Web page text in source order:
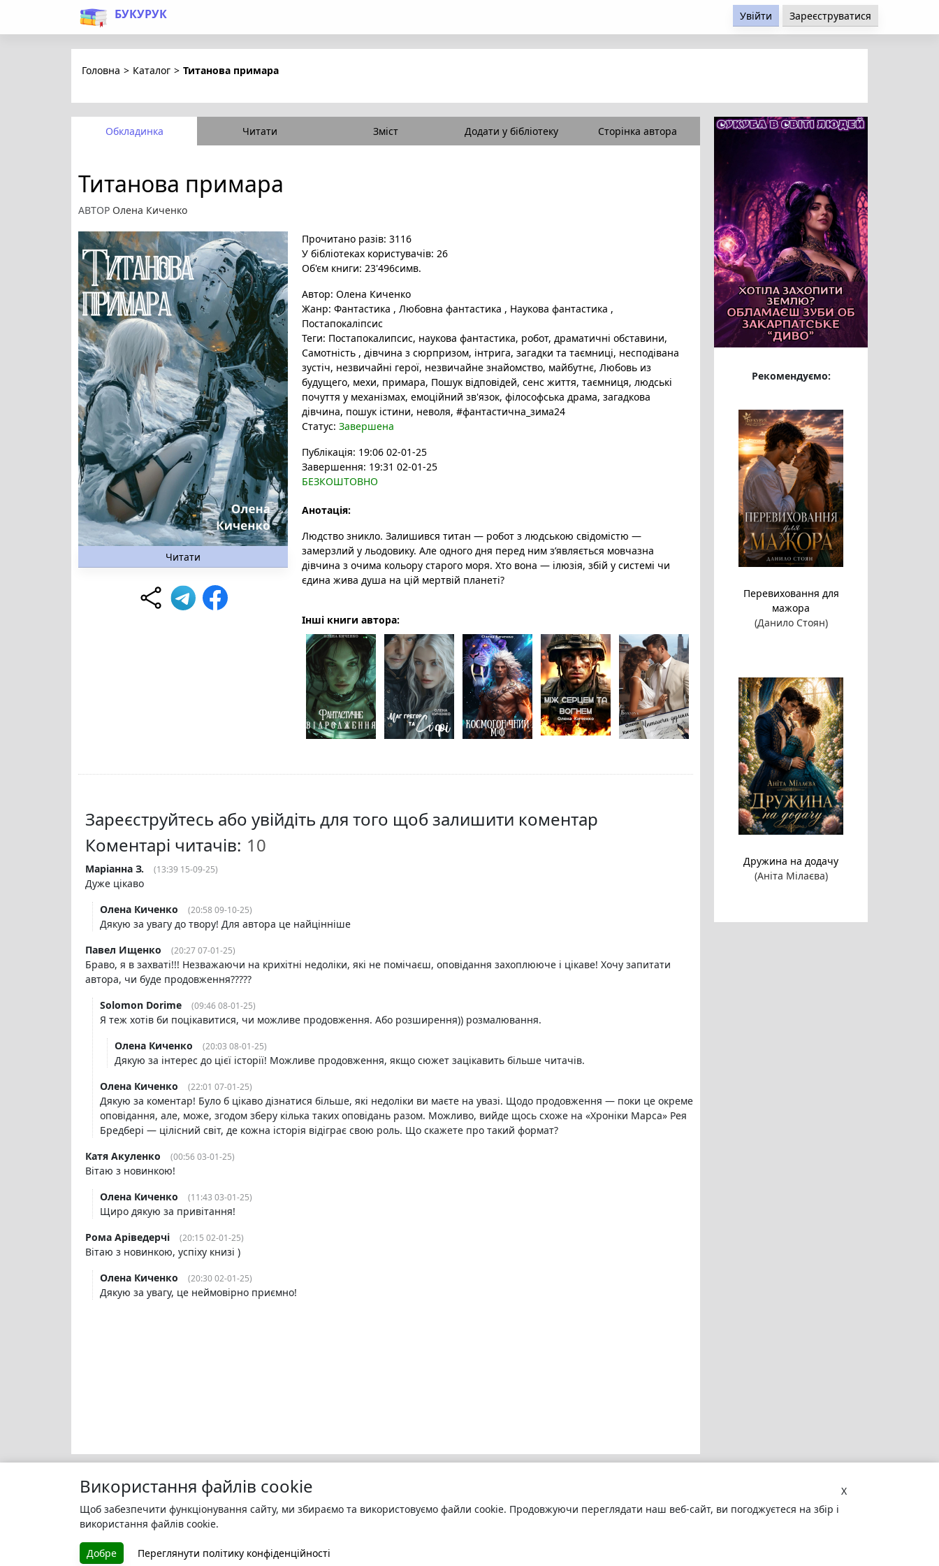
БУКУРУК Увійти Зареєструватися
Головна > Каталог > Титанова примара
Обкладинка Читати Зміст Додати у бібліотеку Сторінка автора
Титанова примара
АВТОР Олена Киченко
Читати
Прочитано разів: 3116
У бібліотеках користувачів: 26
Об'єм книги: 23'496симв.
Автор: Олена Киченко
Жанр: Фантастика , Любовна фантастика , Наукова фантастика ,
Постапокаліпсис
Теги: Постапокалипсис, наукова фантастика, робот, драматичні обставини,
Самотність , дівчина з сюрпризом, інтрига, загадки та таємниці, несподівана
зустіч, незвичайні герої, незвичайне знайомство, майбутнє, Любовь из
будущего, мехи, примара, Пошук відповідей, сенс життя, таємниця, людські
почуття у механізмах, емоційний зв'язок, філософська драма, загадкова
дівчина, пошук істини, неволя, #фантастична_зима24
Статус: Завершена
Публікація: 19:06 02-01-25
Завершення: 19:31 02-01-25
БЕЗКОШТОВНО
Анотація:
Людство зникло. Залишився титан — робот з людською свідомістю —
замерзлий у льодовику. Але одного дня перед ним з’являється мовчазна
дівчина з очима кольору старого моря. Хто вона — ілюзія, збій у системі чи
єдина жива душа на цій мертвій планеті?
Інші книги автора:
Зареєструйтесь або увійдіть для того щоб залишити коментар
Коментарі читачів:
Маріанна З. (13:39 15-09-25)
Дуже цікаво
Олена Киченко
(20:58 09-10-25)
Дякую за увагу до твору! Для автора це найцінніше
Павел Ищенко
(20:27 07-01-25)
Браво, я в захваті!!! Незважаючи на крихітні недоліки, які не помічаєш, оповідання захоплююче і цікаве! Хочу запитати
автора, чи буде продовження?????
Solomon Dorime
(09:46 08-01-25)
Я теж хотів би поцікавитися, чи можливе продовження. Або розширення)) розмалювання.
Олена Киченко
(20:03 08-01-25)
Дякую за інтерес до цієї історії! Можливе продовження, якщо сюжет зацікавить більше читачів.
Олена Киченко
(22:01 07-01-25)
Дякую за коментар! Було б цікаво дізнатися більше, які недоліки ви маєте на увазі. Щодо продовження — поки це окреме
оповідання, але, може, згодом зберу кілька таких оповідань разом. Можливо, вийде щось схоже на «Хроніки Марса» Рея
Бредбері — цілісний світ, де кожна історія відіграє свою роль. Що скажете про такий формат?
Катя Акуленко
(00:56 03-01-25)
Вітаю з новинкою!
Олена Киченко
(11:43 03-01-25)
Щиро дякую за привітання!
Рома Аріведерчі
(20:15 02-01-25)
Вітаю з новинкою, успіху книзі )
Олена Киченко
(20:30 02-01-25)
Дякую за увагу, це неймовірно приємно!
Рекомендуємо:
Перевиховання для
мажора
(Данило Стоян)
Дружина на додачу
(Аніта Мілаєва)
X
Використання файлів cookie
Щоб забезпечити функціонування сайту, ми збираємо та використовуємо файли cookie. Продовжуючи переглядати наш веб-сайт, ви погоджуєтеся на збір і
використання файлів cookie.
Добре Переглянути політику конфіденційності
БУКУРУК
Літературна платформа і бібліотека
книг, які можна безкоштовно
Моя бібліотека
улюблені книги онлайн
Про сервіс